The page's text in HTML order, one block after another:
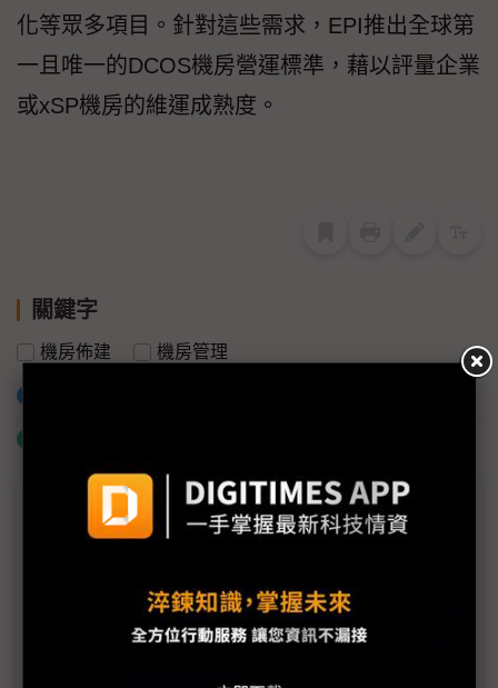
化等眾多項目。針對這些需求，EPI推出全球第
一且唯一的DCOS機房營運標準，藉以評量企業
或xSP機房的維運成熟度。
關鍵字
機房佈建 機房管理
議題精選－2019企業機房論壇專輯
設計高效率資料中心 應掌握IT、機房基建及營運三大